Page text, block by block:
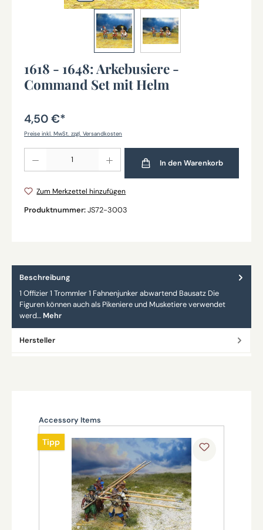
1618 - 1648: Arkebusiere -
Command Set mit Helm
4,50 €*
Preise inkl. MwSt. zzgl. Versandkosten
Produkt Anzahl: Gib den gewünschten Wert ein oder benutze die Schaltflächen um die
In den Warenkorb
Zum Merkzettel hinzufügen
Produktnummer:JS72-3003
Beschreibung
1 Offizier 1 Trommler 1 Fahnenjunker abwartend Bausatz Die
Figuren können auch als Pikeniere und Musketiere verwendet
werd… Mehr
Hersteller
Produktgalerie überspringen
Accessory Items
Tipp